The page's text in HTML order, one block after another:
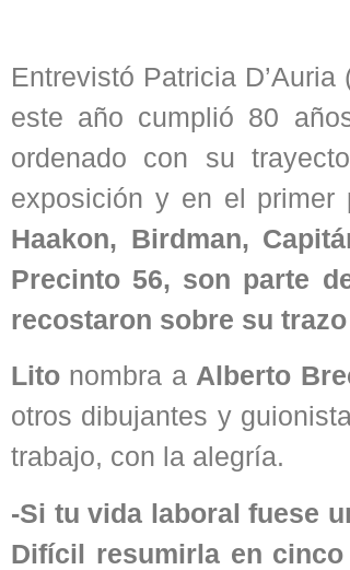
Entrevistó Patricia D’Auria
este año cumplió 80
ordenado con su
exposición y en el primer
Haakon, Birdman,
Precinto 56, son parte
recostaron sobre su
Lito nombra a Alberto
otros dibujantes y
trabajo, con la alegría.
-Si tu vida laboral fuese
Difícil resumirla en